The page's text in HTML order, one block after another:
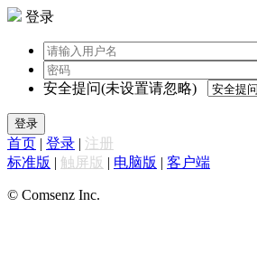
登录
安全提问(未设置请忽略)
登录
首页 | 登录 | 注册
标准版 | 触屏版 | 电脑版 | 客户端
© Comsenz Inc.